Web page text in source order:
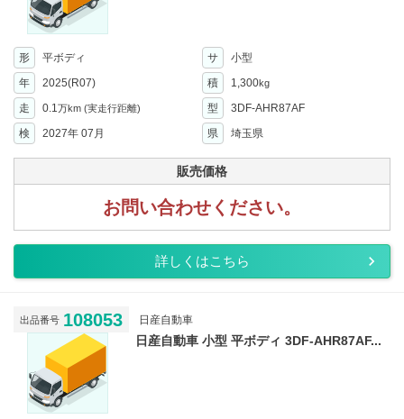
形 平ボディ サ
小型
年
2025(R07) 積 1,300kg
走 0.1万km (実走行距離) 型
3DF-AHR87AF
検
2027年 07月 県 埼玉県
販売価格
お問い合わせください。
詳しくはこちら
出品番号 108053 日産自動車
日産自動車 小型 平ボディ 3DF-AHR87AF...